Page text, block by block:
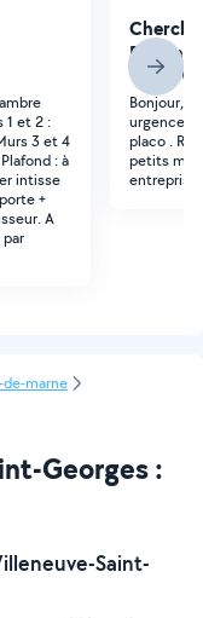
1 et 2 :
3 et 4
: à
intisse
+
A
Plafonds
Crosne
Bonjour,
urgence
placo .
petits
entreprise
de-marne
Georges :
Saint-